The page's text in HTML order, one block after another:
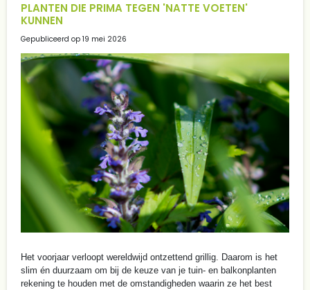
PLANTEN DIE PRIMA TEGEN 'NATTE VOETEN'
KUNNEN
Gepubliceerd op 19 mei 2026
Het voorjaar verloopt wereldwijd ontzettend grillig. Daarom is het
slim én duurzaam om bij de keuze van je tuin- en balkonplanten
rekening te houden met de omstandigheden waarin ze het best